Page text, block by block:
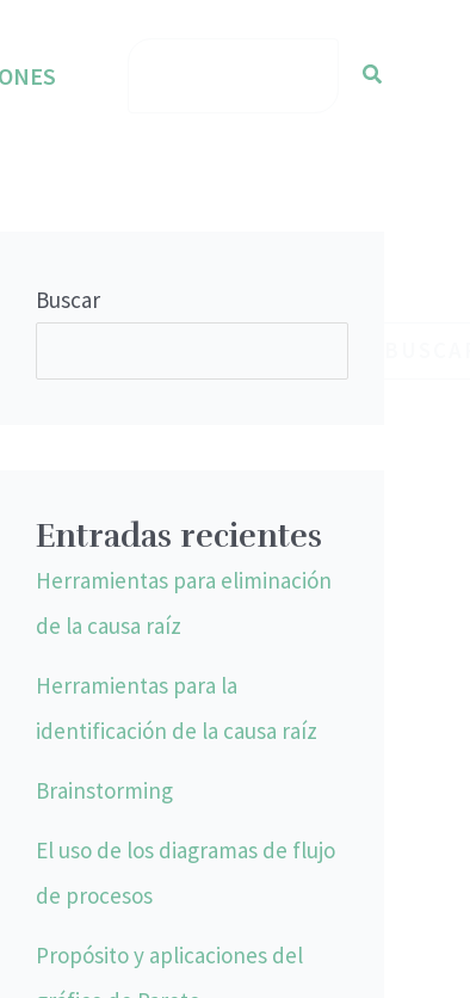
Buscar
Buscar
Entradas recientes
Herramientas para eliminación
de la causa raíz
Herramientas para la
identificación de la causa raíz
Brainstorming
El uso de los diagramas de flujo
de procesos
Propósito y aplicaciones del